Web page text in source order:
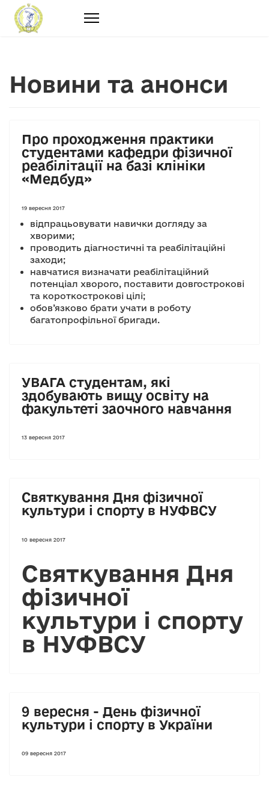
Новини та анонси
Про проходження практики
студентами кафедри фізичної
реабілітації на базі клініки
«Медбуд»
19 вересня 2017
відпрацьовувати навички догляду за
хворими;
проводить діагностичні та реабілітаційні
заходи;
навчатися визначати реабілітаційний
потенціал хворого, поставити довгострокові
та короткострокові цілі;
обов’язково брати учати в роботу
багатопрофільної бригади.
УВАГА студентам, які
здобувають вищу освіту на
факультеті заочного навчання
13 вересня 2017
Святкування Дня фізичної
культури і спорту в НУФВСУ
10 вересня 2017
Святкування Дня
фізичної
культури і спорту
в НУФВСУ
9 вересня - День фізичної
культури і спорту в України
09 вересня 2017